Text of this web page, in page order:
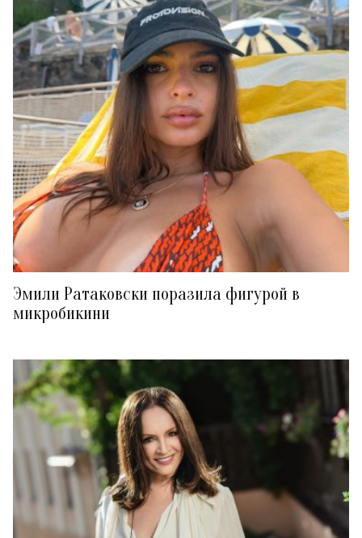
Эмили Ратаковски поразила фигурой в
микробикини